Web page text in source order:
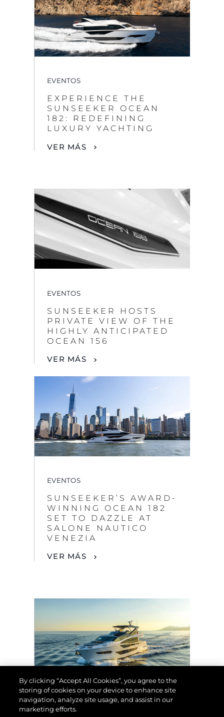
EVENTOS
EXPERIENCE THE
SUNSEEKER OCEAN
182: REDEFINING
LUXURY YACHTING
VER MÁS
EVENTOS
SUNSEEKER HOSTS
PRIVATE VIEW OF THE
HIGHLY ANTICIPATED
OCEAN 156
VER MÁS
EVENTOS
SUNSEEKER’S AWARD-
WINNING OCEAN 182
SET TO DAZZLE AT
SALONE NAUTICO
VENEZIA
VER MÁS
EVENTOS
By clicking “Accept All Cookies”, you agree to the
storing of cookies on your device to enhance site
navigation, analyze site usage, and assist in our
marketing efforts.